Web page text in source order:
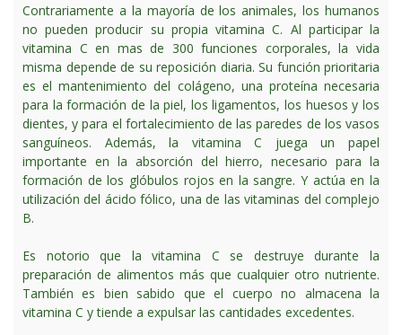
Contrariamente a la mayoría de los animales, los humanos
no pueden producir su propia vitamina C. Al participar la
vitamina C en mas de 300 funciones corporales, la vida
misma depende de su reposición diaria. Su función prioritaria
es el mantenimiento del colágeno, una proteína necesaria
para la formación de la piel, los ligamentos, los huesos y los
dientes, y para el fortalecimiento de las paredes de los vasos
sanguíneos. Además, la vitamina C juega un papel
importante en la absorción del hierro, necesario para la
formación de los glóbulos rojos en la sangre. Y actúa en la
utilización del ácido fólico, una de las vitaminas del complejo
B.
Es notorio que la vitamina C se destruye durante la
preparación de alimentos más que cualquier otro nutriente.
También es bien sabido que el cuerpo no almacena la
vitamina C y tiende a expulsar las cantidades excedentes.